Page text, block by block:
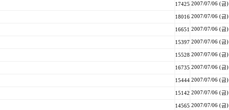
17425 2007/07/06 (금)
18016 2007/07/06 (금)
16651 2007/07/06 (금)
15397 2007/07/06 (금)
15528 2007/07/06 (금)
16735 2007/07/06 (금)
15444 2007/07/06 (금)
15142 2007/07/06 (금)
14565 2007/07/06 (금)